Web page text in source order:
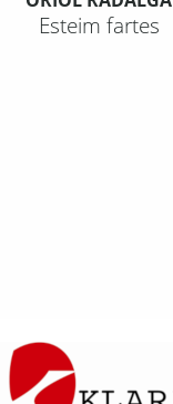
Esteim fartes